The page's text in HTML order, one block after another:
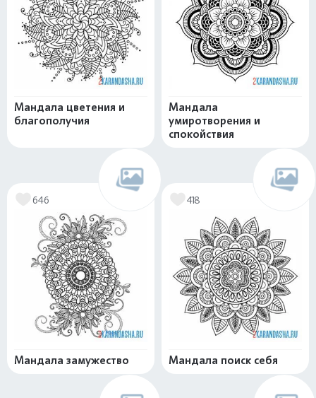
Мандала цветения и
благополучия
Мандала
умиротворения и
спокойствия
646
Мандала замужество
418
Мандала поиск себя